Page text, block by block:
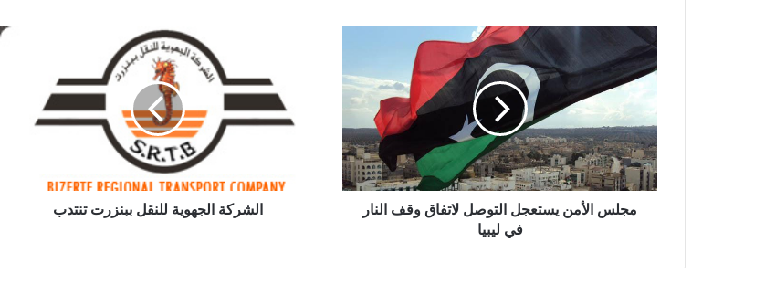
مجلس الأمن يستعجل التوصل لاتفاق وقف النار
في ليبيا
الشركة الجهوية للنقل ببنزرت تنتدب